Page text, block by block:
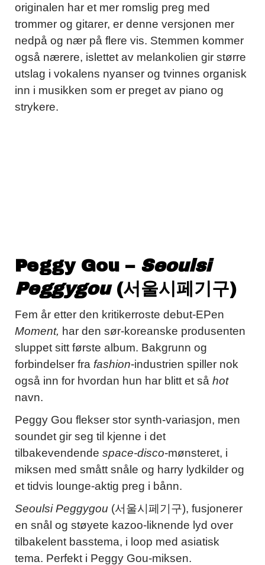
originalen har et mer romslig preg med
trommer og gitarer, er denne versjonen mer
nedpå og nær på flere vis. Stemmen kommer
også nærere, islettet av melankolien gir større
utslag i vokalens nyanser og tvinnes organisk
inn i musikken som er preget av piano og
strykere.
Peggy Gou – Seoulsi
Peggygou(서울시페기구)
Fem år etter den kritikerroste debut-EPen
Moment, har den sør-koreanske produsenten
sluppet sitt første album. Bakgrunn og
forbindelser fra fashion-industrien spiller nok
også inn for hvordan hun har blitt et så hot
navn.
Peggy Gou flekser stor synth-variasjon, men
soundet gir seg til kjenne i det
tilbakevendende space-disco-mønsteret, i
miksen med smått snåle og harry lydkilder og
et tidvis lounge-aktig preg i bånn.
Seoulsi Peggygou (서울시페기구), fusjonerer
en snål og støyete kazoo-liknende lyd over
tilbakelent basstema, i loop med asiatisk
tema. Perfekt i Peggy Gou-miksen.